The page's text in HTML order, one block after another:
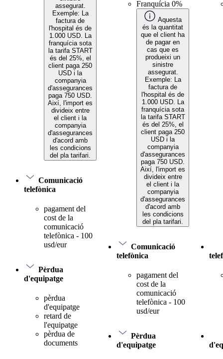
assegurat.
Exemple: La
factura de
l'hospital és de
1.000 USD. La
franquícia sota
la tarifa START
és del 25%, el
client paga 250
USD i la
companyia
d'assegurances
paga 750 USD.
Així, l'import es
divideix entre
el client i la
companyia
d'assegurances
d'acord amb
les condicions
del pla tarifari.
Comunicació
telefònica
pagament del
cost de la
comunicació
telefònica - 100
usd/eur
Pèrdua
d'equipatge
pèrdua
d'equipatge
retard de
l'equipatge
pèrdua de
documents
Franquícia 0%
Aquesta
és la quantitat
que el client ha
de pagar en
cas que es
produeixi un
sinistre
assegurat.
Exemple: La
factura de
l'hospital és de
1.000 USD. La
franquícia sota
la tarifa START
és del 25%, el
client paga 250
USD i la
companyia
d'assegurances
paga 750 USD.
Així, l'import es
divideix entre
el client i la
companyia
d'assegurances
d'acord amb
les condicions
del pla tarifari.
Comunicació
telefònica
pagament del
cost de la
comunicació
telefònica - 100
usd/eur
Pèrdua
d'equipatge